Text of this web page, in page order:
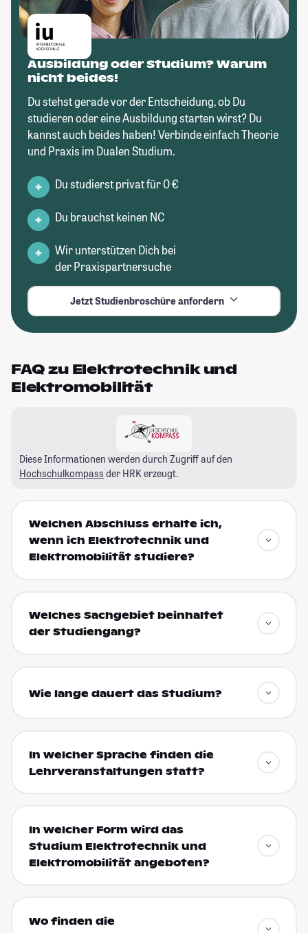
Ausbildung oder Studium? Warum
nicht beides!
Du stehst gerade vor der Entscheidung, ob Du
studieren oder eine Ausbildung starten wirst? Du
kannst auch beides haben! Verbinde einfach Theorie
und Praxis im Dualen Studium.
Du studierst privat für 0 €
Du brauchst keinen NC
Wir unterstützen Dich bei
der Praxispartnersuche
Jetzt Studienbroschüre anfordern
FAQ zu Elektrotechnik und
Elektromobilität
Diese Informationen werden durch Zugriff auf den
Hochschulkompass der HRK erzeugt.
Welchen Abschluss erhalte ich,
wenn ich Elektrotechnik und
Elektromobilität studiere?
Welches Sachgebiet beinhaltet
der Studiengang?
Wie lange dauert das Studium?
In welcher Sprache finden die
Lehrveranstaltungen statt?
In welcher Form wird das
Studium Elektrotechnik und
Elektromobilität angeboten?
Wo finden die